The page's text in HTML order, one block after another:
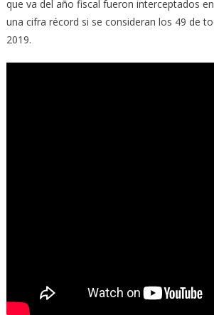
que va del año fiscal fueron interceptados
una cifra récord si se consideran los 49 de
2019.